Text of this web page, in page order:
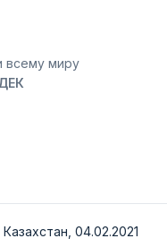
всему миру
04.02.2021